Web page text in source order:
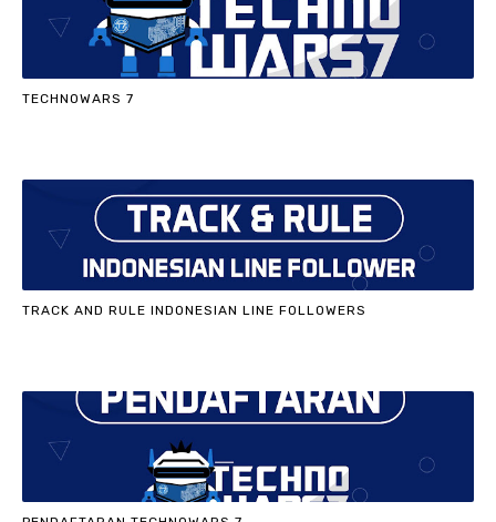
TECHNOWARS 7
TRACK AND RULE INDONESIAN LINE FOLLOWERS